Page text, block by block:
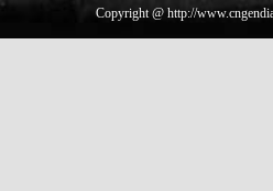
Copyright @ http://